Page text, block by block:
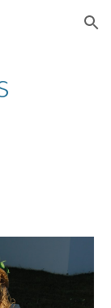
Skip to navigation